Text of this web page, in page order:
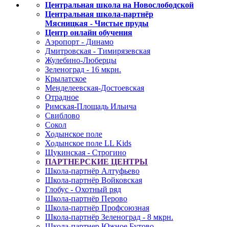
Центральная школа на Новослободской
Центральная школа-партнёр
Мясницкая - Чистые пруды
Центр онлайн обучения
Аэропорт - Динамо
Дмитровская - Тимирязевская
Жулебино-Люберцы
Зеленоград - 16 мкрн.
Крылатское
Менделеевская-Достоевская
Отрадное
Римская-Площадь Ильича
Свиблово
Сокол
Ходынское поле
Ходынское поле LL Kids
Щукинская - Строгино
ПАРТНЕРСКИЕ ЦЕНТРЫ
Школа-партнёр Алтуфьево
Школа-партнёр Войковская
Глобус - Охотный ряд
Школа-партнёр Перово
Школа-партнёр Профсоюзная
Школа-партнёр Зеленоград - 8 мкрн.